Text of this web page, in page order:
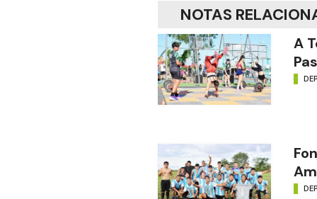
NOTAS
A